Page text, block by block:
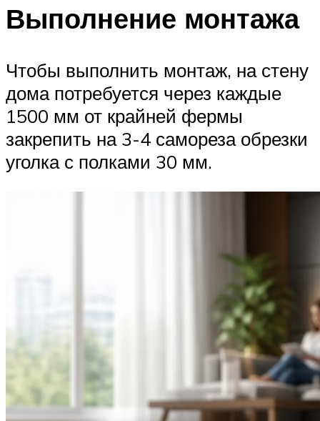
Выполнение монтажа
Чтобы выполнить монтаж, на стену
дома потребуется через каждые
1500 мм от крайней фермы
закрепить на 3-4 самореза обрезки
уголка с полками 30 мм.